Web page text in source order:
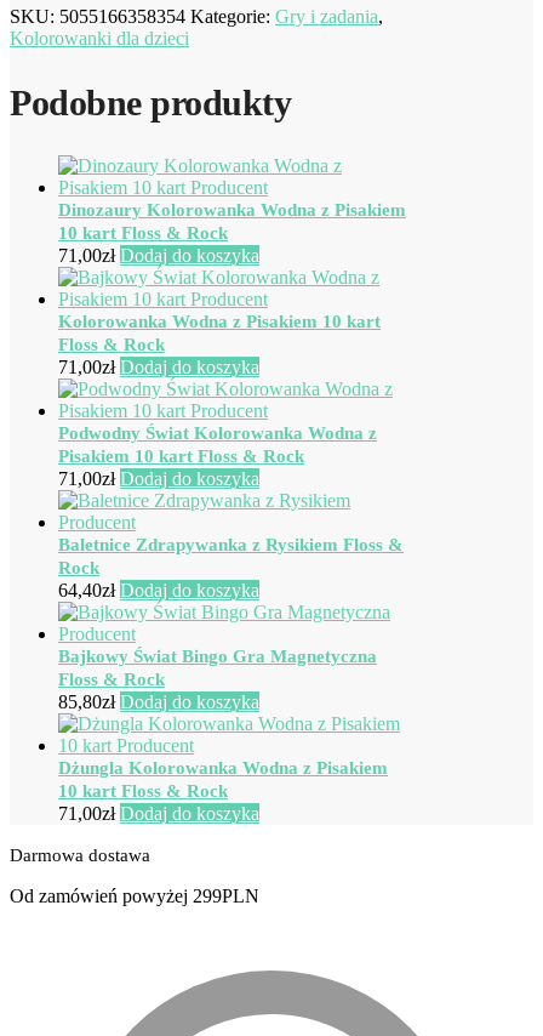
SKU: 5055166358354 Kategorie: Gry i zadania,
Kolorowanki dla dzieci
Podobne produkty
Dinozaury Kolorowanka Wodna z Pisakiem
10 kart Floss & Rock
71,00zł Dodaj do koszyka
Kolorowanka Wodna z Pisakiem 10 kart
Floss & Rock
71,00zł Dodaj do koszyka
Podwodny Świat Kolorowanka Wodna z
Pisakiem 10 kart Floss & Rock
71,00zł Dodaj do koszyka
Baletnice Zdrapywanka z Rysikiem Floss &
Rock
64,40zł Dodaj do koszyka
Bajkowy Świat Bingo Gra Magnetyczna
Floss & Rock
85,80zł Dodaj do koszyka
Dżungla Kolorowanka Wodna z Pisakiem
10 kart Floss & Rock
71,00zł Dodaj do koszyka
Darmowa dostawa
Od zamówień powyżej 299PLN